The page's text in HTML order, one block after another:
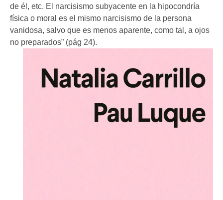
de él, etc. El narcisismo subyacente en la hipocondría
física o moral es el mismo narcisismo de la persona
vanidosa, salvo que es menos aparente, como tal, a ojos
no preparados” (pág 24).